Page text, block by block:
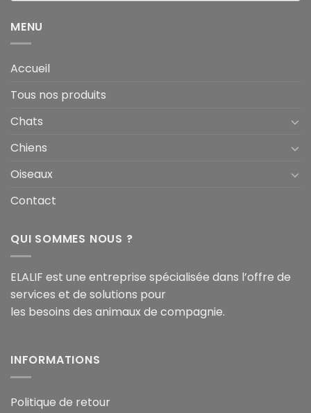
MENU
Accueil
Tous nos produits
Chats
Chiens
Oiseaux
Contact
QUI SOMMES NOUS ?
ELALIF est une entreprise spécialisée dans l’offre de
services et de solutions pour
les besoins des animaux de compagnie.
INFORMATIONS
Politique de retour